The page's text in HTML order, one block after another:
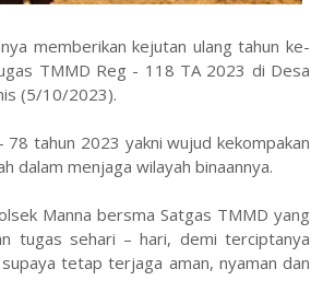
memberikan kejutan ulang tahun ke-
TMMD Reg - 118 TA 2023 di Desa
(5/10/2023).
tahun 2023 yakni wujud kekompakan
dalam menjaga wilayah binaannya.
Manna bersma Satgas TMMD yang
tugas sehari – hari, demi terciptanya
tetap terjaga aman, nyaman dan